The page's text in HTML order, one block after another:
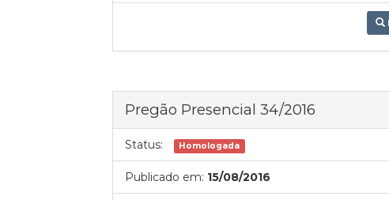
Pregão Presencial 34/2016
Status: Homologada
Publicado em: 15/08/2016